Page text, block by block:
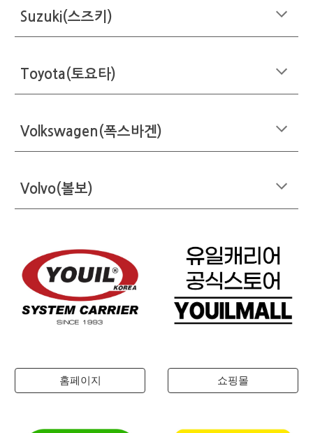
Suzuki(스즈키)
Toyota(토요타)
Volkswagen(폭스바겐)
Volvo(볼보)
홈페이지 쇼핑몰